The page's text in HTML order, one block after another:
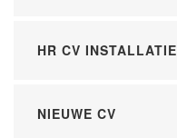
HR CV INSTALLATIE
NIEUWE CV